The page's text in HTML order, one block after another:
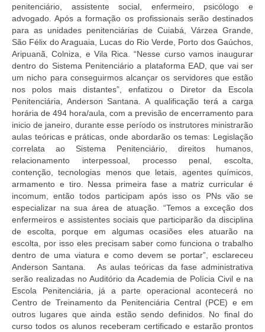
Notícias Gerais
Artigos
Esportes
Nota de Falecimento
Notícias
Pautas Nacionais
Convênios
Fale Conosco
Permutas Disponíveis
Área do Filiado
Regimento interno do Sindsppen
penitenciário, assistente social, enfermeiro, psicólogo e
advogado. Após a formação os profissionais serão destinados
para as unidades penitenciárias de Cuiabá, Várzea Grande,
São Félix do Araguaia, Lucas do Rio Verde, Porto dos Gaúchos,
Aripuanã, Colniza, e Vila Rica. “Nesse curso vamos inaugurar
dentro do Sistema Penitenciário a plataforma EAD, que vai ser
um nicho para conseguirmos alcançar os servidores que estão
nos polos mais distantes”, enfatizou o Diretor da Escola
Penitenciária, Anderson Santana. A qualificação terá a carga
horária de 494 hora/aula, com a previsão de encerramento para
inicio de janeiro, durante esse período os instrutores ministrarão
aulas teóricas e práticas, onde abordarão os temas: Legislação
correlata ao Sistema Penitenciário, direitos humanos,
relacionamento interpessoal, processo penal, escolta,
contenção, tecnologias menos que letais, agentes químicos,
armamento e tiro. Nessa primeira fase a matriz curricular é
incomum, então todos participam após isso os PNs vão se
especializar na sua área de atuação. “Temos a exceção dos
enfermeiros e assistentes sociais que participarão da disciplina
de escolta, porque em algumas ocasiões eles atuarão na
escolta, por isso eles precisam saber como funciona o trabalho
dentro de uma viatura e como devem se portar”, esclareceu
Anderson Santana. As aulas teóricas da fase administrativa
serão realizadas no Auditório da Academia de Polícia Civil e na
Escola Penitenciária, já a parte operacional acontecerá no
Centro de Treinamento da Penitenciária Central (PCE) e em
outros lugares que ainda estão sendo definidos. No final do
curso todos os alunos receberam certificado e estarão prontos